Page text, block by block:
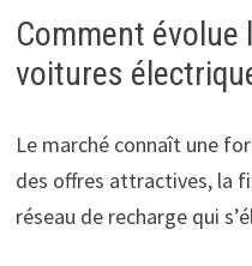
Comment évolue
voitures
Le marché connaît une
des offres attractives, la
réseau de recharge qui